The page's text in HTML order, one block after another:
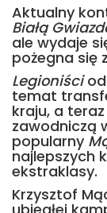
Aktualny
Białą
ale wydaje
pożegna się
Legioniściod
temat
kraju, a
zawodniczą
popularny
najlepszych
ekstraklasy.
Krzysztof